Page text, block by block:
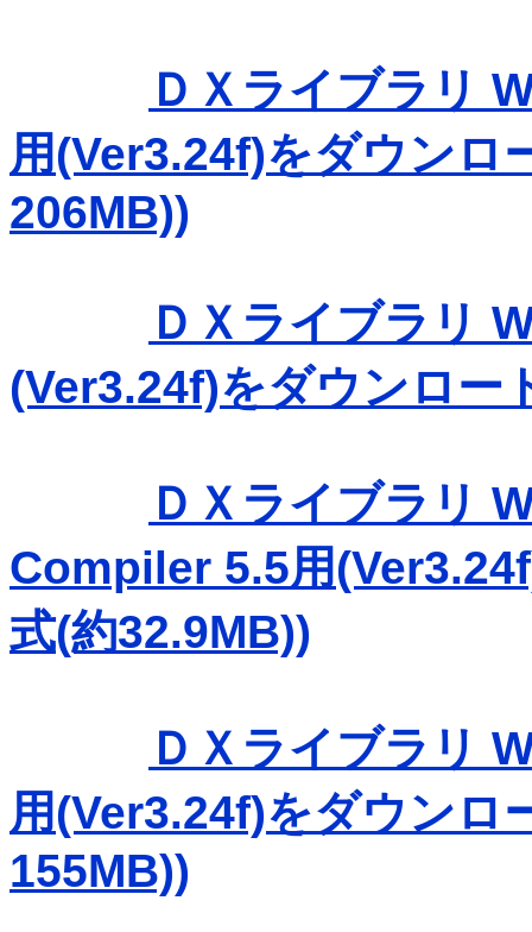
ＤＸライブラリ
用(Ver3.24f)をダウンロ
206MB))
ＤＸライブラリ
(Ver3.24f)をダウンロー
ＤＸライブラリ
Compiler 5.5用
式(約32.9MB))
ＤＸライブラリ
用(Ver3.24f)をダウンロ
155MB))